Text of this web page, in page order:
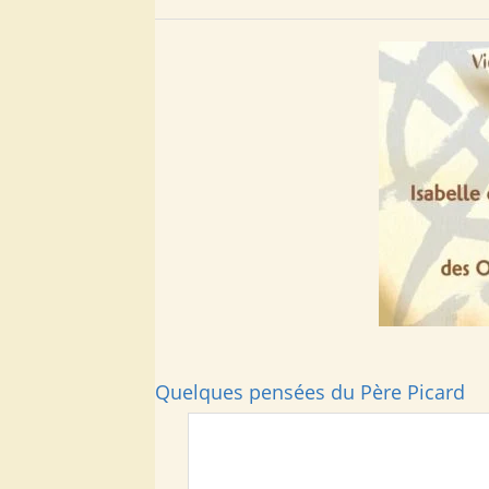
Quelques pensées du Père Picard